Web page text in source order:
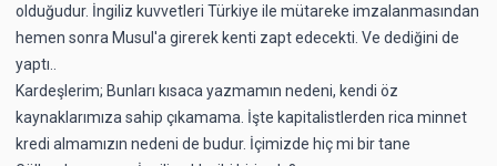
olduğudur. İngiliz kuvvetleri Türkiye ile mütareke imzalanmasından
hemen sonra Musul'a girerek kenti zapt edecekti. Ve dediğini de
yaptı..
Kardeşlerim; Bunları kısaca yazmamın nedeni, kendi öz
kaynaklarımıza sahip çıkamama. İşte kapitalistlerden rica minnet
kredi almamızın nedeni de budur. İçimizde hiç mi bir tane